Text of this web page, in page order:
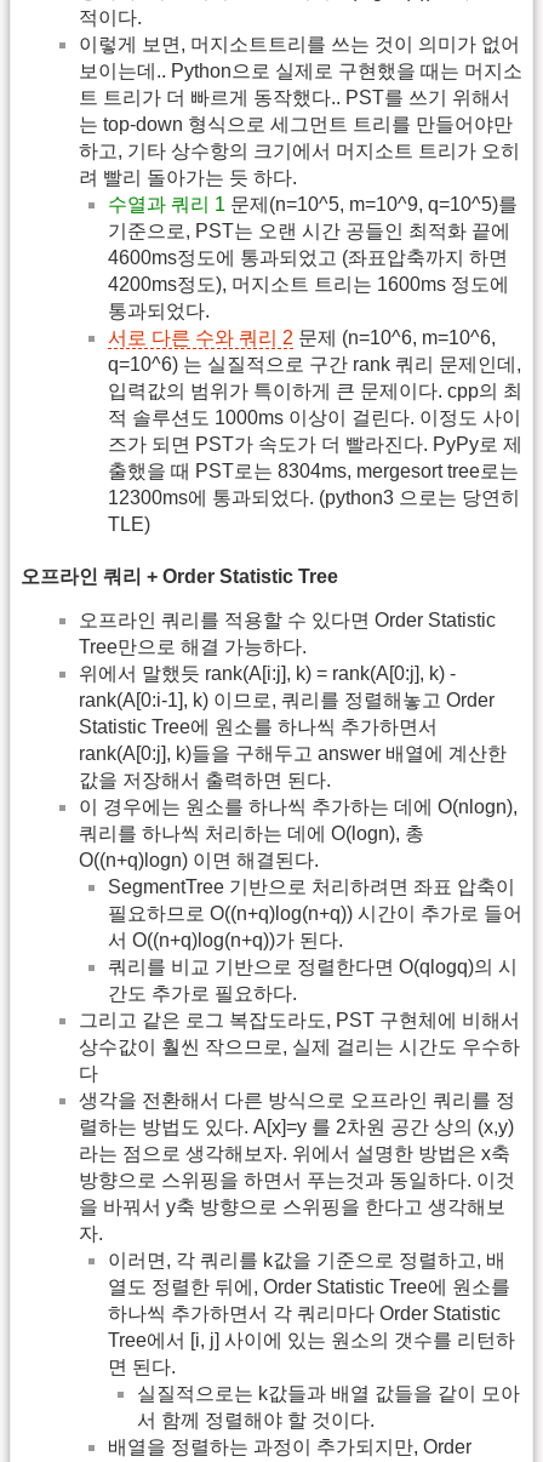
적이다.
이렇게 보면, 머지소트트리를 쓰는 것이 의미가 없어
보이는데.. Python으로 실제로 구현했을 때는 머지소
트 트리가 더 빠르게 동작했다.. PST를 쓰기 위해서
는 top-down 형식으로 세그먼트 트리를 만들어야만
하고, 기타 상수항의 크기에서 머지소트 트리가 오히
려 빨리 돌아가는 듯 하다.
수열과 쿼리 1 문제(n=10^5, m=10^9, q=10^5)를
기준으로, PST는 오랜 시간 공들인 최적화 끝에
4600ms정도에 통과되었고 (좌표압축까지 하면
4200ms정도), 머지소트 트리는 1600ms 정도에
통과되었다.
서로 다른 수와 쿼리 2 문제 (n=10^6, m=10^6,
q=10^6) 는 실질적으로 구간 rank 쿼리 문제인데,
입력값의 범위가 특이하게 큰 문제이다. cpp의 최
적 솔루션도 1000ms 이상이 걸린다. 이정도 사이
즈가 되면 PST가 속도가 더 빨라진다. PyPy로 제
출했을 때 PST로는 8304ms, mergesort tree로는
12300ms에 통과되었다. (python3 으로는 당연히
TLE)
오프라인 쿼리 + Order Statistic Tree
오프라인 쿼리를 적용할 수 있다면 Order Statistic
Tree만으로 해결 가능하다.
위에서 말했듯 rank(A[i:j], k) = rank(A[0:j], k) -
rank(A[0:i-1], k) 이므로, 쿼리를 정렬해놓고 Order
Statistic Tree에 원소를 하나씩 추가하면서
rank(A[0:j], k)들을 구해두고 answer 배열에 계산한
값을 저장해서 출력하면 된다.
이 경우에는 원소를 하나씩 추가하는 데에 O(nlogn),
쿼리를 하나씩 처리하는 데에 O(logn), 총
O((n+q)logn) 이면 해결된다.
SegmentTree 기반으로 처리하려면 좌표 압축이
필요하므로 O((n+q)log(n+q)) 시간이 추가로 들어
서 O((n+q)log(n+q))가 된다.
쿼리를 비교 기반으로 정렬한다면 O(qlogq)의 시
간도 추가로 필요하다.
그리고 같은 로그 복잡도라도, PST 구현체에 비해서
상수값이 훨씬 작으므로, 실제 걸리는 시간도 우수하
다
생각을 전환해서 다른 방식으로 오프라인 쿼리를 정
렬하는 방법도 있다. A[x]=y 를 2차원 공간 상의 (x,y)
라는 점으로 생각해보자. 위에서 설명한 방법은 x축
방향으로 스위핑을 하면서 푸는것과 동일하다. 이것
을 바꿔서 y축 방향으로 스위핑을 한다고 생각해보
자.
이러면, 각 쿼리를 k값을 기준으로 정렬하고, 배
열도 정렬한 뒤에, Order Statistic Tree에 원소를
하나씩 추가하면서 각 쿼리마다 Order Statistic
Tree에서 [i, j] 사이에 있는 원소의 갯수를 리턴하
면 된다.
실질적으로는 k값들과 배열 값들을 같이 모아
서 함께 정렬해야 할 것이다.
배열을 정렬하는 과정이 추가되지만, Order